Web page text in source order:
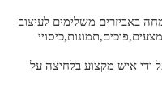
בשנת 2004 מתמחה באביזרים משלימים לעיצוב
ידי איש מקצוע בלחיצה על